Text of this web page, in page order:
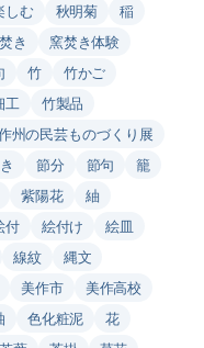
しむ 秋明菊
稲
き
窯焚き体験
竹
竹かご
工
竹製品
州の民芸ものづくり展
節分 節句
籠
紫陽花
紬
付 絵付け
絵皿
線紋
縄文
美作市
美作高校
色化粧泥
花